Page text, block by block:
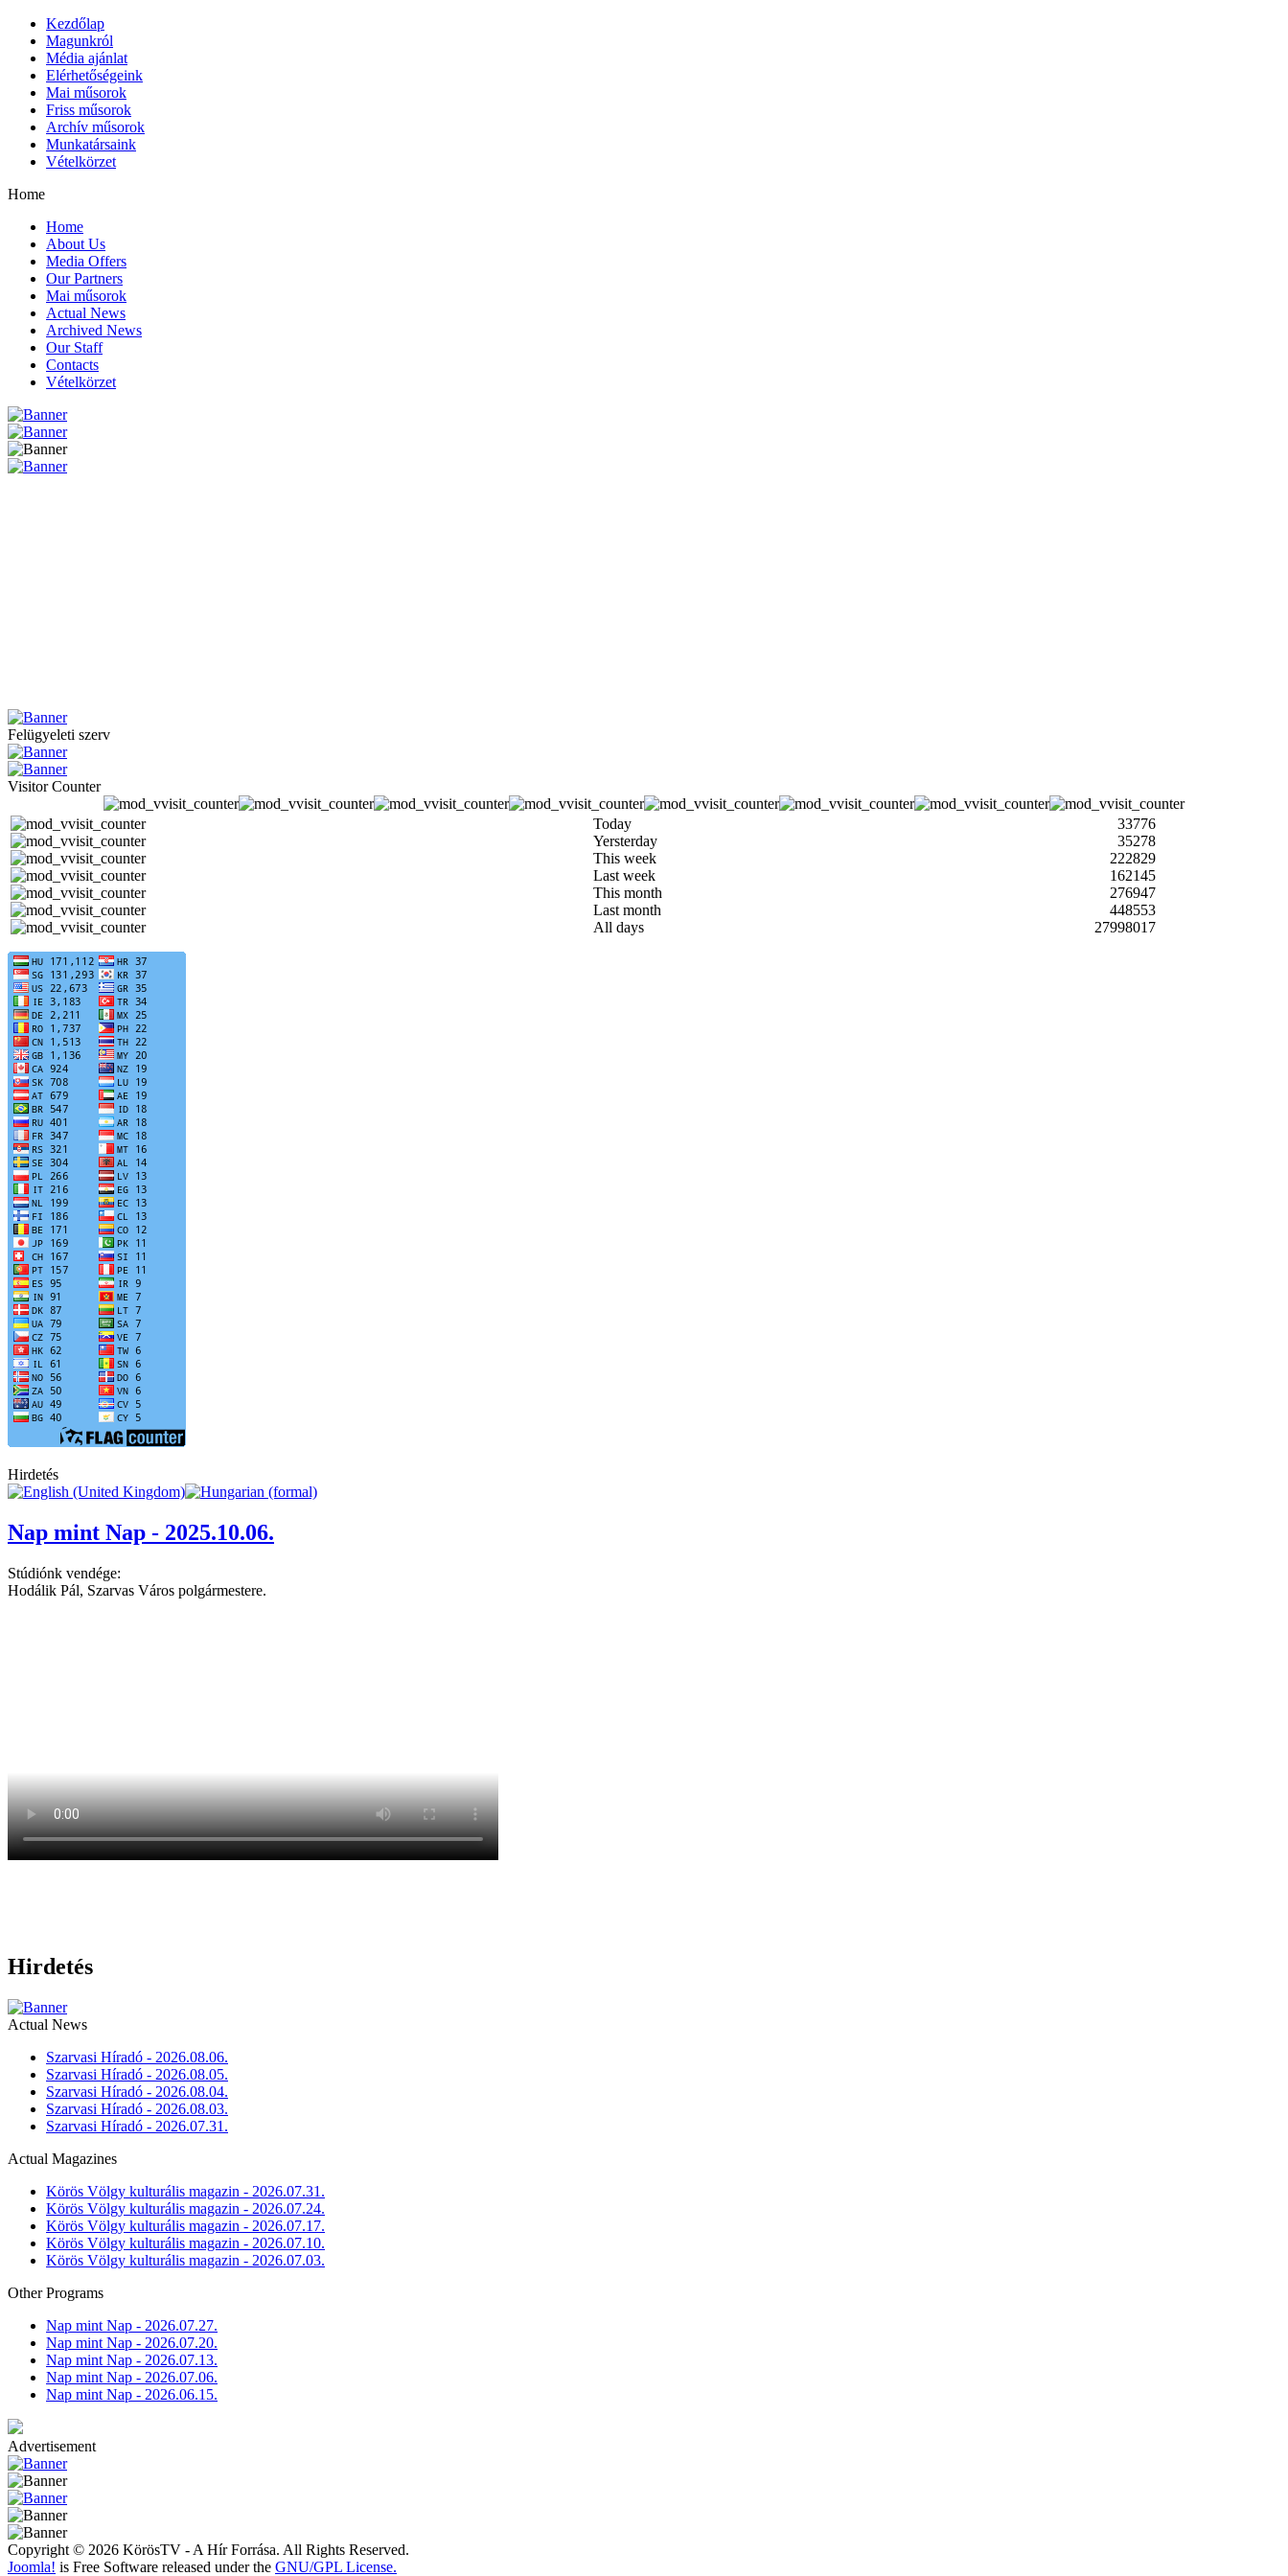
Kezdőlap
Magunkról
Média ajánlat
Elérhetőségeink
Mai műsorok
Friss műsorok
Archív műsorok
Munkatársaink
Vételkörzet
Home
Home
About Us
Media Offers
Our Partners
Mai műsorok
Actual News
Archived News
Our Staff
Contacts
Vételkörzet
Felügyeleti szerv
Visitor Counter
Today
33776
Yersterday
35278
This week
222829
Last week
162145
This month
276947
Last month
448553
All days
27998017
Hirdetés
Nap mint Nap - 2025.10.06.
Stúdiónk vendége:
Hodálik Pál, Szarvas Város polgármestere.
Hirdetés
Actual News
Szarvasi Híradó - 2026.08.06.
Szarvasi Híradó - 2026.08.05.
Szarvasi Híradó - 2026.08.04.
Szarvasi Híradó - 2026.08.03.
Szarvasi Híradó - 2026.07.31.
Actual Magazines
Körös Völgy kulturális magazin - 2026.07.31.
Körös Völgy kulturális magazin - 2026.07.24.
Körös Völgy kulturális magazin - 2026.07.17.
Körös Völgy kulturális magazin - 2026.07.10.
Körös Völgy kulturális magazin - 2026.07.03.
Other Programs
Nap mint Nap - 2026.07.27.
Nap mint Nap - 2026.07.20.
Nap mint Nap - 2026.07.13.
Nap mint Nap - 2026.07.06.
Nap mint Nap - 2026.06.15.
Advertisement
Copyright © 2026 KörösTV - A Hír Forrása. All Rights Reserved.
Joomla! is Free Software released under the GNU/GPL License.